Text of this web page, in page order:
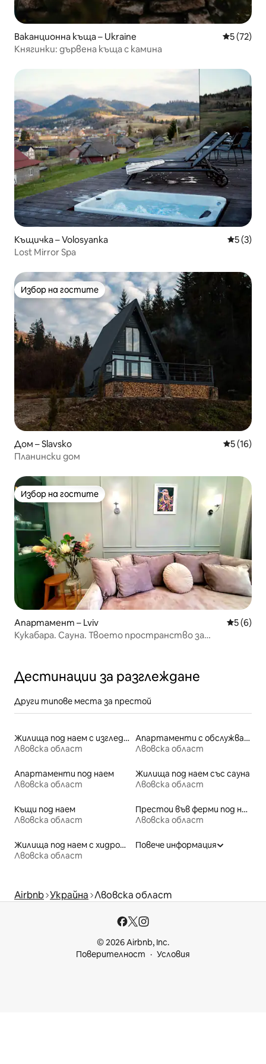
Ваканционна къща – Ukraine Средна
5 (72)
Княгинки: дървена къща с камина
Къщичка – Volosyanka Средна
5 (3)
Lost Mirror Spa
Избор на гостите
Избор на гостите
Дом – Slavsko Средна
5 (16)
Планински дом
Избор на гостите
Избор на гостите
Апартамент – Lviv Средна
5 (6)
Кукабара. Сауна. Твоето пространство за
Дестинации за разглеждане
Други типове места за престой
Жилища под наем с изглед към плажа
Лвовска област
Апартаменти с обслужване под наем
Лвовска област
Апартаменти под наем
Лвовска област
Жилища под наем със сауна
Лвовска област
Къщи под наем
Лвовска област
Престои във ферми под наем
Лвовска област
Жилища под наем с хидромасажна вана
Лвовска област
Повече информация
Airbnb Украйна Лвовска област
© 2026 Airbnb, Inc.
Поверителност
Условия